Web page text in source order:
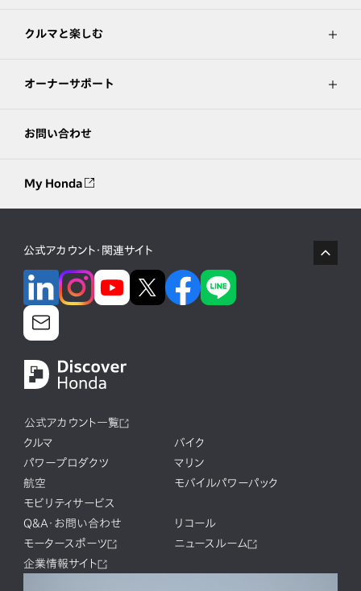
クルマと楽しむ
オーナーサポート
お問い合わせ
My Honda
公式アカウント・関連サイト
公式アカウント一覧
クルマ
バイク
パワープロダクツ
マリン
航空
モバイルパワーパック
モビリティサービス
Q&A・お問い合わせ
リコール
モータースポーツ
ニュースルーム
企業情報サイト